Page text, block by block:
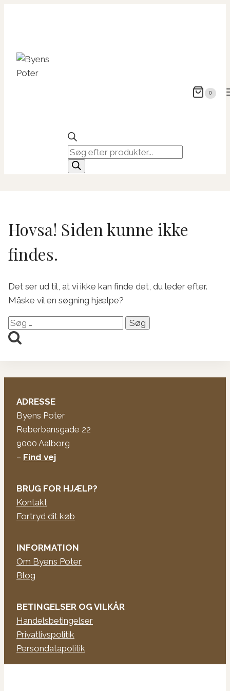
Products
search
0
Hovsa! Siden kunne ikke
findes.
Det ser ud til, at vi ikke kan finde det, du leder efter.
Måske vil en søgning hjælpe?
Søg
efter:
ADRESSE
Byens Poter
Reberbansgade 22
9000 Aalborg
– Find vej
BRUG FOR HJÆLP?
Kontakt
Fortryd dit køb
INFORMATION
Om Byens Poter
Blog
BETINGELSER OG VILKÅR
Handelsbetingelser
Privatlivspolitik
Persondatapolitik